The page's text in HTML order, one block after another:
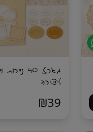
מארז 40
ליצירה
₪39